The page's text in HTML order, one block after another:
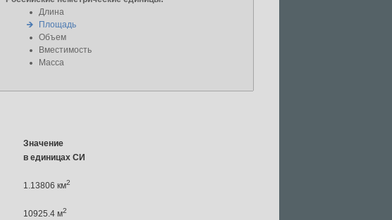
Длина
Площадь
Объем
Вместимость
Масса
Значение
в единицах СИ
1.13806 км2
10925.4 м2